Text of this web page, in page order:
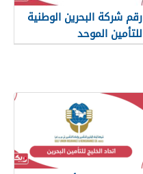
رقم شركة البحرين الوطنية
للتأمين الموحد